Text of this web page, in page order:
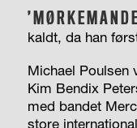
kaldt, da han
Michael Poulsen
Kim Bendix
med bandet
store